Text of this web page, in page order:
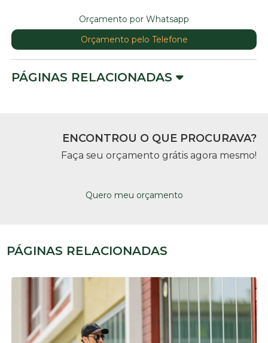
Orçamento por Whatsapp
Orçamento pelo Telefone
PÁGINAS RELACIONADAS
ENCONTROU O QUE PROCURAVA?
Faça seu orçamento grátis agora mesmo!
Quero meu orçamento
PÁGINAS RELACIONADAS